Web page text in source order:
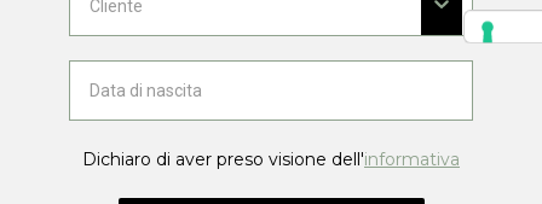
Dichiaro di aver preso visione dell'informativa